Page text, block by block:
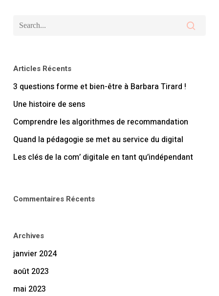
Articles Récents
3 questions forme et bien-être à Barbara Tirard !
Une histoire de sens
Comprendre les algorithmes de recommandation
Quand la pédagogie se met au service du digital
Les clés de la com’ digitale en tant qu’indépendant
Commentaires Récents
Archives
janvier 2024
août 2023
mai 2023